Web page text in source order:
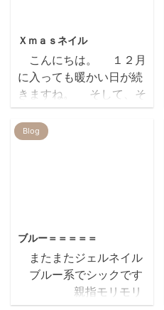
Ｘｍａｓネイル
こんにちは。 １２月
に入っても暖かい日が続
きますね。 そして、そ
ろそろＸｍａｓ。。。
一年が早い早い。
す。
tomomi ito
Blog
ブルー＝＝＝＝＝
またまたジェルネイル
ブルー系でシックです
親指モリモリ